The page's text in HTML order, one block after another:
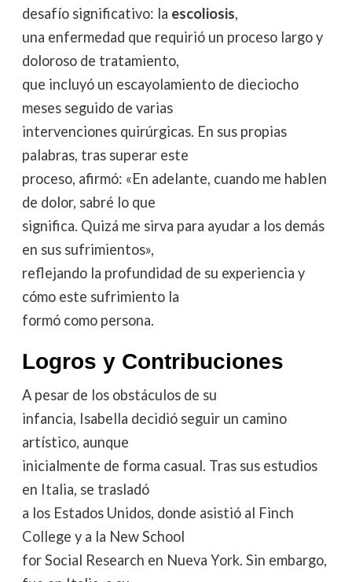
desafío significativo: la escoliosis,
una enfermedad que requirió un proceso largo y
doloroso de tratamiento,
que incluyó un escayolamiento de dieciocho
meses seguido de varias
intervenciones quirúrgicas. En sus propias
palabras, tras superar este
proceso, afirmó: «En adelante, cuando me hablen
de dolor, sabré lo que
significa. Quizá me sirva para ayudar a los demás
en sus sufrimientos»,
reflejando la profundidad de su experiencia y
cómo este sufrimiento la
formó como persona.
Logros y Contribuciones
A pesar de los obstáculos de su
infancia, Isabella decidió seguir un camino
artístico, aunque
inicialmente de forma casual. Tras sus estudios
en Italia, se trasladó
a los Estados Unidos, donde asistió al Finch
College y a la New School
for Social Research en Nueva York. Sin embargo,